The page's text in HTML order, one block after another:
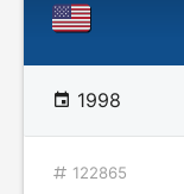
1998
122865